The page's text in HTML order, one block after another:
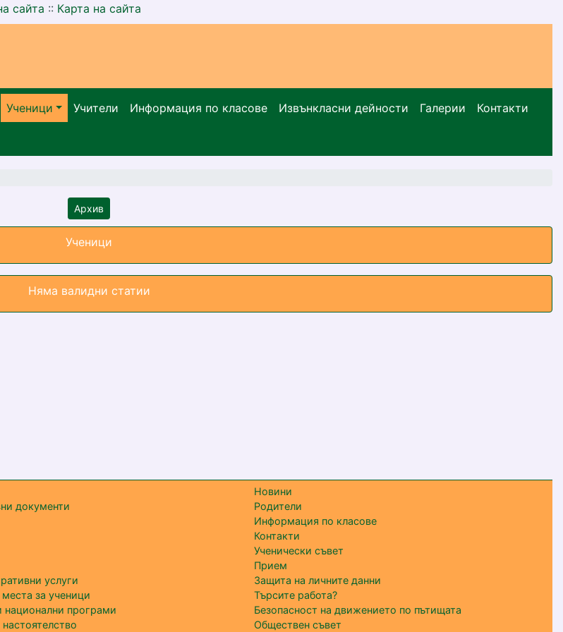
сайта :: Карта на сайта
Ученици Учители Информация по класове Извънкласни дейности Галерии
Контакти
Архив
Ученици
Няма валидни статии
Новини
документи
Родители
Информация по класове
Контакти
Ученически съвет
Прием
услуги
Защита на личните данни
за ученици
Търсите работа?
национални програми
Безопасност на движението по пътищата
Обществен съвет